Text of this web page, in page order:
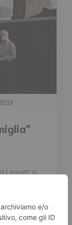
Leavitt si
scrittore
e in